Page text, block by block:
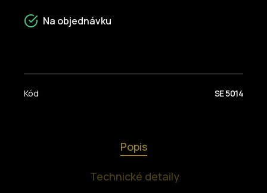
Na objednávku
Kód SE 5014
Popis
Technické detaily